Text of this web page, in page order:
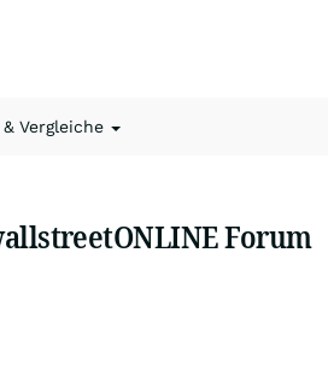
& Vergleiche
Forum